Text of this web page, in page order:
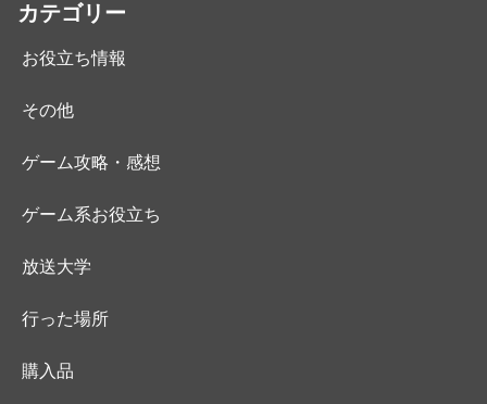
カテゴリー
お役立ち情報
その他
ゲーム攻略・感想
ゲーム系お役立ち
放送大学
行った場所
購入品